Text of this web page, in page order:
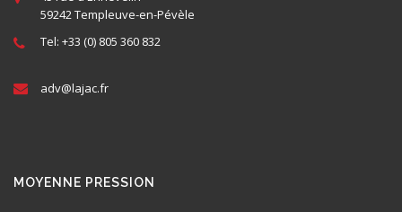
59242 Templeuve-en-Pévèle
Tel: +33 (0) 805 360 832
adv@lajac.fr
MOYENNE PRESSION